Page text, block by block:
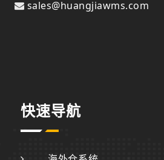
sales@huangjiawms.com
快速导航